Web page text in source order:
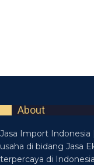
About
Jasa Import Indonesia
usaha di bidang Jasa
terpercaya di